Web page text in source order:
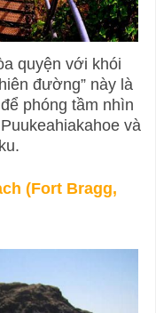
quyện với khói
đường” này là
phóng tầm nhìn
và
(Fort Bragg,